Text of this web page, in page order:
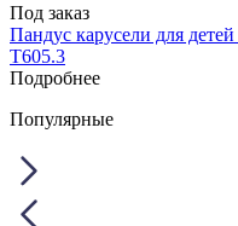
Под заказ
Пандус карусели для
T605.3
Подробнее
Популярные